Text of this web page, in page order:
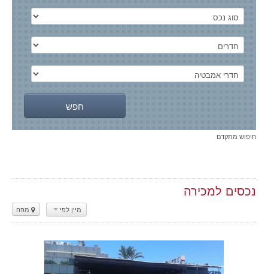
חיפוש מתקדם
נכסים למכירה
מפה מיין לפי